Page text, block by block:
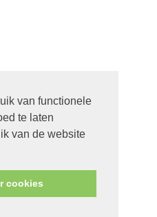
van functionele
te laten
van de website
cookies